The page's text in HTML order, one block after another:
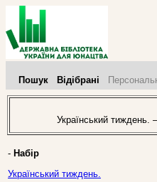
Пошук Відібрані
Український
- Набір
Український тиждень.